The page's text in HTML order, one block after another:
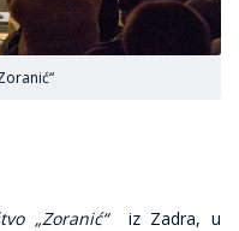
„Zoranić“iz Zadra, u